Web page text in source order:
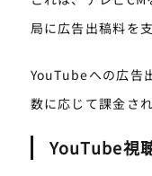
局に広告出稿料を
YouTubeへの広告
数に応じて課金さ
YouTube視